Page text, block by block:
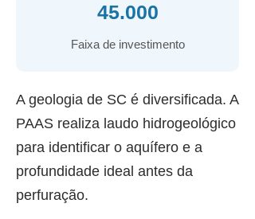
45.000
Faixa de investimento
A geologia de SC é diversificada. A
PAAS realiza laudo hidrogeológico
para identificar o aquífero e a
profundidade ideal antes da
perfuração.